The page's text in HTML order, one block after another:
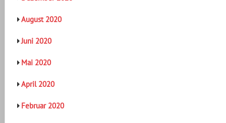
August 2020
Juni 2020
Mai 2020
April 2020
Februar 2020